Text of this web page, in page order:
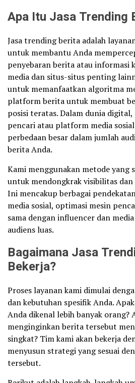
Apa Itu Jasa Trending
Jasa trending berita adalah
untuk membantu Anda
penyebaran berita atau informasi
media dan situs-situs penting
untuk memanfaatkan algoritma
platform berita untuk membuat
posisi teratas. Dalam dunia
pencari atau platform media
perbedaan besar dalam jumlah
berita Anda.
Kami menggunakan metode
untuk mendongkrak visibilitas
Ini mencakup berbagai
media sosial, optimasi mesin
sama dengan influencer dan
audiens luas.
Bagaimana Jasa
Bekerja?
Proses layanan kami dimulai
dan kebutuhan spesifik Anda.
Anda dikenal lebih banyak orang?
menginginkan berita tersebut
singkat? Tim kami akan bekerja
menyusun strategi yang sesuai
tersebut.